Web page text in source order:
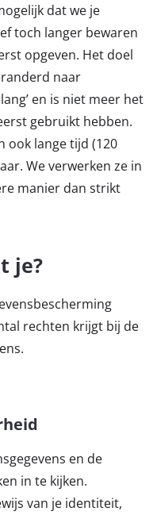
dat we je
toch langer bewaren
opgeven. Het doel
naar
en is niet meer het
gebruikt hebben.
ook lange tijd (120
We verwerken ze in
manier dan strikt
je?
rechten krijgt bij de
en de
in te kijken.
van je identiteit,